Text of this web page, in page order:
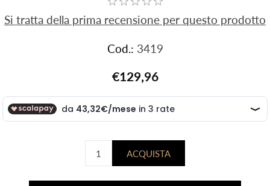
Si tratta della prima recensione per questo prodotto
Cod.: 3419
€129,96